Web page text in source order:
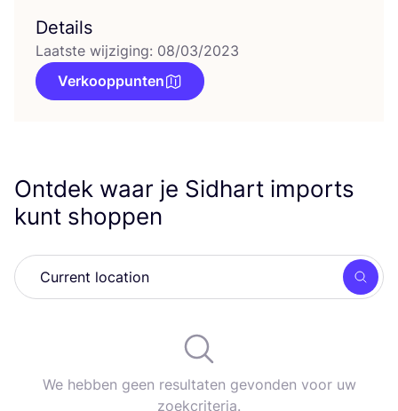
Details
Laatste wijziging: 08/03/2023
Verkooppunten
Ontdek waar je Sidhart imports
kunt shoppen
Zoek
We hebben geen resultaten gevonden voor uw
zoekcriteria.